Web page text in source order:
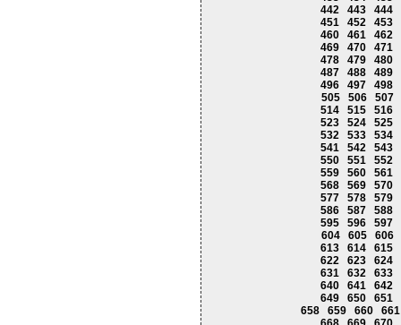
442
443
444
451
452
453
460
461
462
469
470
471
478
479
480
487
488
489
496
497
498
505
506
507
514
515
516
523
524
525
532
533
534
541
542
543
550
551
552
559
560
561
568
569
570
577
578
579
586
587
588
595
596
597
604
605
606
613
614
615
622
623
624
631
632
633
640
641
642
649
650
651
658
659 660
661